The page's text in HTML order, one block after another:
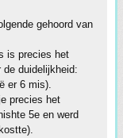
gehoord van
is precies het
duidelijkheid:
er 6 mis).
precies het
5e en werd